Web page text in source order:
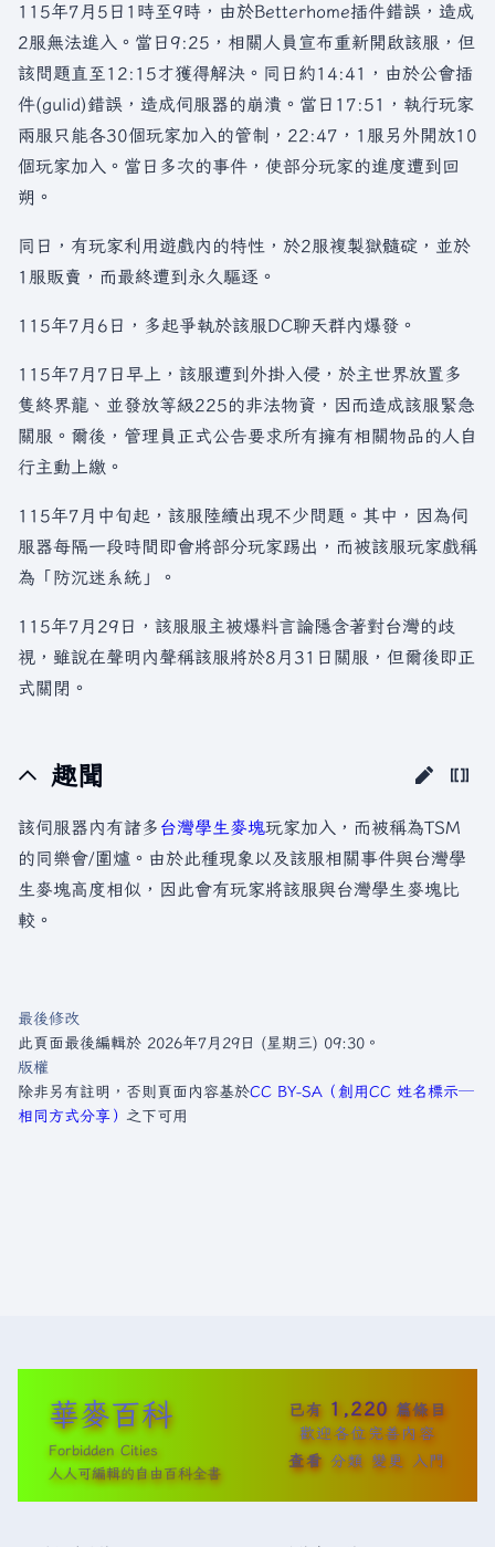
115年7月5日1時至9時，由於Betterhome插件錯誤，造成
2服無法進入。當日9:25，相關人員宣布重新開啟該服，但
該問題直至12:15才獲得解決。同日約14:41，由於公會插
件(gulid)錯誤，造成伺服器的崩潰。當日17:51，執行玩家
兩服只能各30個玩家加入的管制，22:47，1服另外開放10
個玩家加入。當日多次的事件，使部分玩家的進度遭到回
朔。
同日，有玩家利用遊戲內的特性，於2服複製獄髓碇，並於
1服販賣，而最終遭到永久驅逐。
115年7月6日，多起爭執於該服DC聊天群內爆發。
115年7月7日早上，該服遭到外掛入侵，於主世界放置多
隻終界龍、並發放等級225的非法物資，因而造成該服緊急
關服。爾後，管理員正式公告要求所有擁有相關物品的人自
行主動上繳。
115年7月中旬起，該服陸續出現不少問題。其中，因為伺
服器每隔一段時間即會將部分玩家踢出，而被該服玩家戲稱
為「防沉迷系統」。
115年7月29日，該服服主被爆料言論隱含著對台灣的歧
視，雖說在聲明內聲稱該服將於8月31日關服，但爾後即正
式關閉。
趣聞
該伺服器內有諸多 台灣學生麥塊玩家加入，而被稱為TSM
的同樂會/圍爐。由於此種現象以及該服相關事件與台灣學
生麥塊高度相似，因此會有玩家將該服與台灣學生麥塊比
較。
最後修改
此頁面最後編輯於 2026年7月29日 (星期三) 09:30。
版權
除非另有註明，否則頁面內容基於CC BY-SA（創用CC 姓名標示─
相同方式分享） 之下可用
華麥百科
Forbidden Cities
人人可編輯的自由百科全書
已有 1,220 篇條目
歡迎各位完善內容
查看 分類 變更 入門